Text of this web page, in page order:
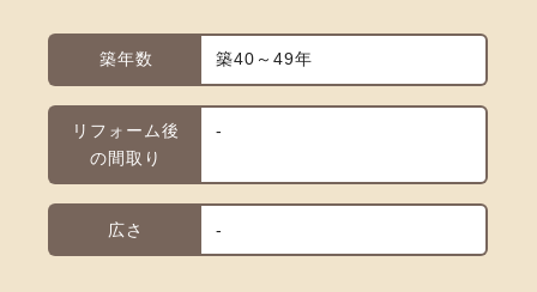
築年数 築40～49年
リフォーム後
の間取り
-
広さ -